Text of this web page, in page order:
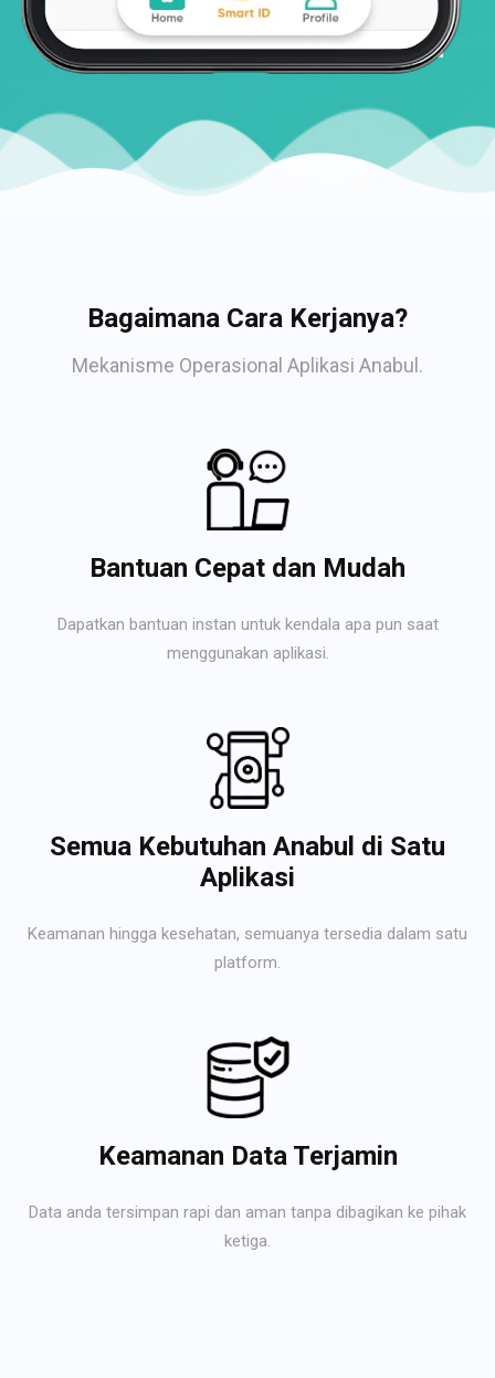
Bagaimana Cara Kerjanya?
Mekanisme Operasional Aplikasi Anabul.
Bantuan Cepat dan Mudah
Dapatkan bantuan instan untuk kendala apa pun saat
menggunakan aplikasi.
Semua Kebutuhan Anabul di Satu
Aplikasi
Keamanan hingga kesehatan, semuanya tersedia dalam satu
platform.
Keamanan Data Terjamin
Data anda tersimpan rapi dan aman tanpa dibagikan ke pihak
ketiga.